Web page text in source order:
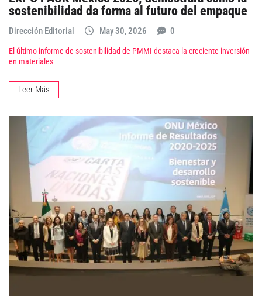
sostenibilidad da forma al futuro del empaque
Dirección Editorial May 30, 2026 0
El último informe de sostenibilidad de PMMI destaca la creciente inversión
en materiales
Leer Más